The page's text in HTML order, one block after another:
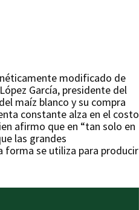
modificado de
García, presidente del
maíz blanco y su compra
constante alza en el costo
afirmo que en “tan solo en
las grandes
forma se utiliza para producir